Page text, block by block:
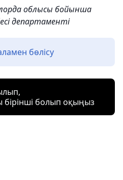
облысы бойынша
департаменті
бөлісу
болып оқыңыз